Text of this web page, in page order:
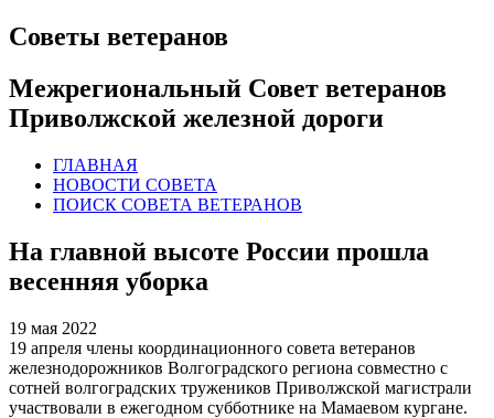
Советы ветеранов
Межрегиональный Совет ветеранов
Приволжской железной дороги
ГЛАВНАЯ
НОВОСТИ СОВЕТА
ПОИСК СОВЕТА ВЕТЕРАНОВ
На главной высоте России прошла
весенняя уборка
19 мая 2022
19 апреля члены координационного совета ветеранов
железнодорожников Волгоградского региона совместно с
сотней волгоградских тружеников Приволжской магистрали
участвовали в ежегодном субботнике на Мамаевом кургане.